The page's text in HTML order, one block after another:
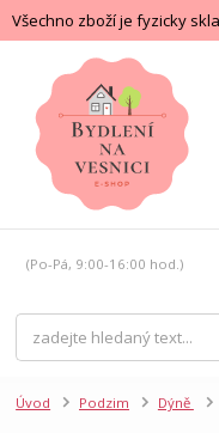
Všechno zboží je fyzicky
(Po-Pá, 9:00-16:00 hod.)
Úvod Podzim Dýně